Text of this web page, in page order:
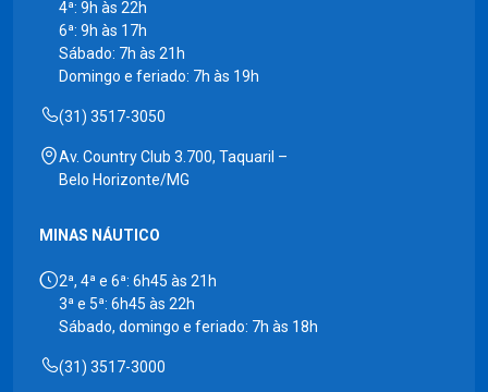
4ª: 9h às 22h
6ª: 9h às 17h
Sábado: 7h às 21h
Domingo e feriado: 7h às 19h
(31) 3517-3050
Av. Country Club 3.700, Taquaril –
Belo Horizonte/MG
MINAS NÁUTICO
2ª, 4ª e 6ª: 6h45 às 21h
3ª e 5ª: 6h45 às 22h
Sábado, domingo e feriado: 7h às 18h
(31) 3517-3000